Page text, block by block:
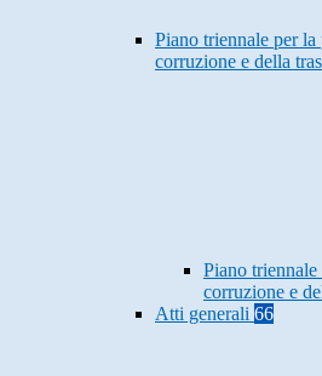
Piano triennale per
corruzione e della
Piano
corruzione e
Atti generali 66